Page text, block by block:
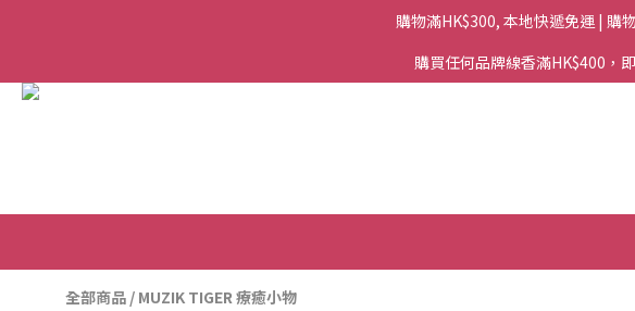
購物滿HK$300, 本地快遞免運 | 購
購買任何品牌線香滿HK$400，
全部商品 / MUZIK TIGER 療癒小物